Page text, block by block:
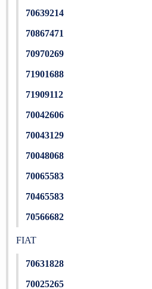
70639214
70867471
70970269
71901688
71909112
70042606
70043129
70048068
70065583
70465583
70566682
FIAT
70631828
70025265